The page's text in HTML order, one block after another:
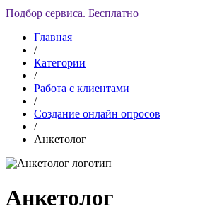
Подбор сервиса. Бесплатно
Главная
/
Категории
/
Работа с клиентами
/
Создание онлайн опросов
/
Анкетолог
Анкетолог